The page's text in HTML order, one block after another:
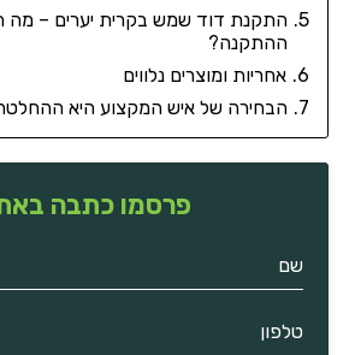
התקנת דוד שמש בקרית יערים – מה
ההתקנה?
אחריות ומוצרים נלווים
הבחירה של איש המקצוע היא
פרסמו כתבה